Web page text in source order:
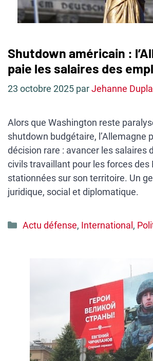
Shutdown américain :
paie les salaires des
23 octobre 2025 parJehanne
Alors que Washington reste
shutdown budgétaire, l’Allemagne
décision rare : avancer les salaires
civils travaillant pour les forces des
stationnées sur son territoire. Un
juridique, social et diplomatique.
Catégories
Actu défense, International ,